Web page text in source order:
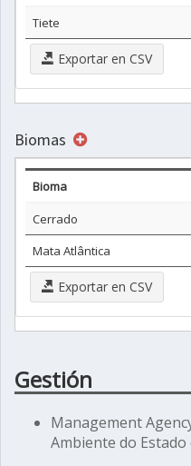
Tiete
Exportar en CSV
Biomas
Bioma
Cerrado
Mata Atlântica
Exportar en CSV
Gestión
Management
Ambiente do Estado